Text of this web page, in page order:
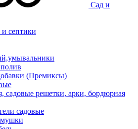
Сад и
септики
(Премиксы)
садовые решетки, арки, бордюрная
садовые